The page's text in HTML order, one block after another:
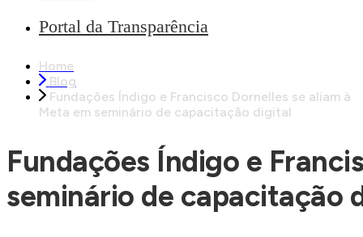
Portal da Transparência
Home
Blog
Fundações Índigo e Francisco Dornelles se aliam à
Meta em seminário de capacitação digital
Fundações Índigo e
seminário de capacitação